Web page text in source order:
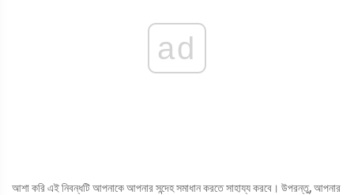
ad
আশা করি এই নিবন্ধটি আপনাকে আপনার সন্দেহ সমাধান করতে সাহায্য করবে। উপরন্তু, আপনার